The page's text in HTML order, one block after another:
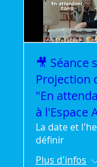
🎥 Séance
Projection
"En
à l'Espace
La date et
définir
Plus d'infos